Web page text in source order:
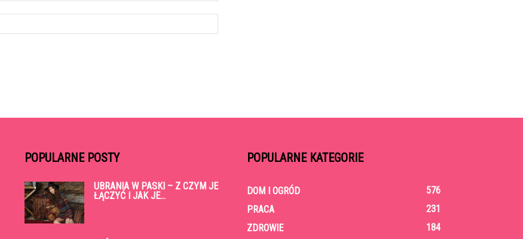
POPULARNE POSTY
UBRANIA W PASKI – Z CZYM JE
ŁĄCZYĆ I JAK JE...
POPULARNE KATEGORIE
DOM I OGRÓD
576
PRACA
231
ZDROWIE
184